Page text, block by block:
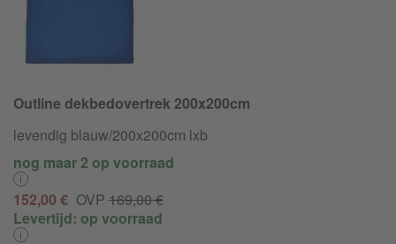
Outline dekbedovertrek 200x200cm
levendig blauw/200x200cm lxb
nog maar 2 op voorraad
152,00 € OVP 169,00 €
Levertijd: op voorraad